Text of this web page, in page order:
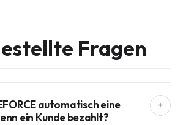
Fragen
automatisch eine
ein Kunde bezahlt?
+